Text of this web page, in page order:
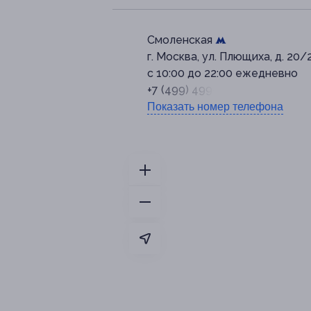
Смоленская
г. Москва, ул. Плющиха, д. 20/
с 10:00 до 22:00 ежедневно
+7 (499) 499-00-08
Показать номер телефона